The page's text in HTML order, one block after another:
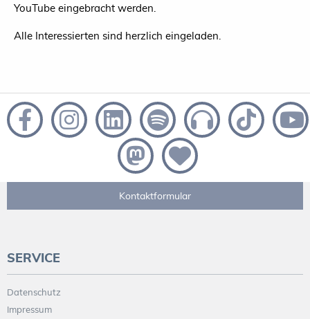
YouTube eingebracht werden.
Alle Interessierten sind herzlich eingeladen.
Kontaktformular
SERVICE
Datenschutz
Impressum